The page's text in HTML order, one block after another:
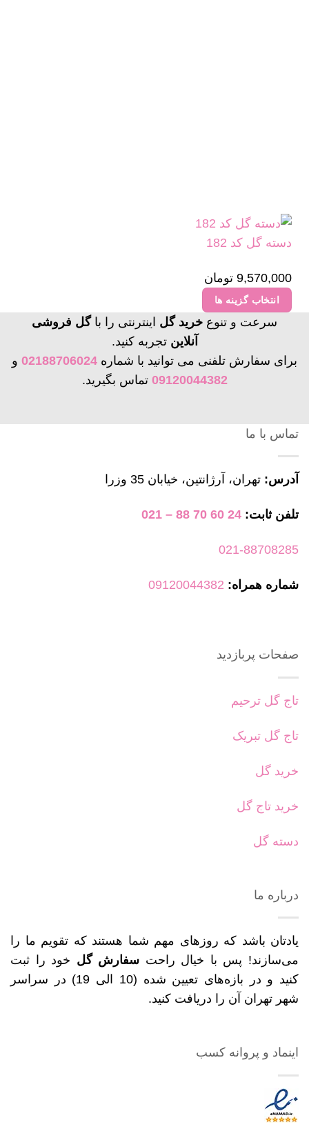
دسته گل کد 182
9,570,000 تومان
انتخاب گزینه ها
این
دارای
باشد.
گزینه
ها
است
صفحه
انتخاب
سرعت و تنوع خرید گل اینترنتی را باگل فروشی
آنلاین تجربه کنید.
برای سفارش تلفنی می توانید با شماره 02188706024 و
09120044382 تماس بگیرید.
تماس با ما
آدرس: تهران، آرژانتین، خیابان 35 وزرا
تلفن ثابت: 24 60 70 88 – 021
021-88708285
شماره همراه: 09120044382
صفحات پربازدید
تاج گل ترحیم
تاج گل تبریک
خرید گل
خرید تاج گل
دسته گل
درباره ما
یادتان باشد که روزهای مهم شما هستند که تقویم ما را
می‌سازند! پس با خیال راحت سفارش گل خود را ثبت
کنید و در بازه‌های تعیین شده (10 الی 19) در سراسر
شهر تهران آن را دریافت کنید.
اینماد و پروانه کسب